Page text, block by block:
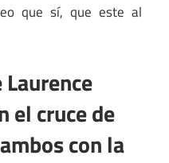
que sí, que este al
el cruce de
con la